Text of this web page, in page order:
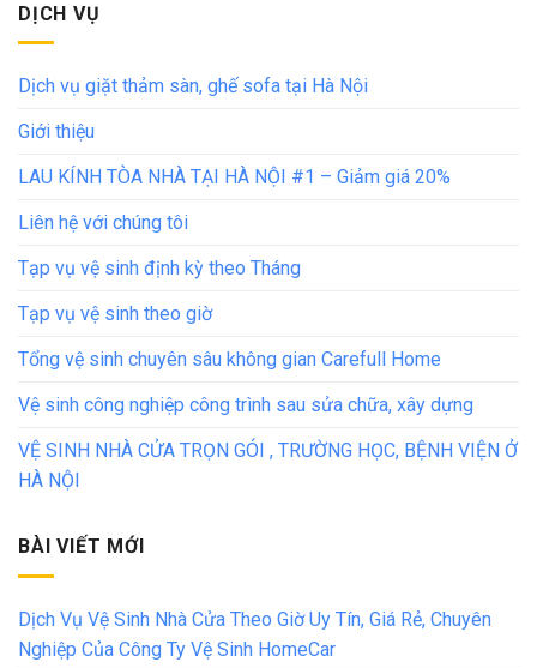
DỊCH VỤ
Dịch vụ giặt thảm sàn, ghế sofa tại Hà Nội
Giới thiệu
LAU KÍNH TÒA NHÀ TẠI HÀ NỘI #1 – Giảm giá 20%
Liên hệ với chúng tôi
Tạp vụ vệ sinh định kỳ theo Tháng
Tạp vụ vệ sinh theo giờ
Tổng vệ sinh chuyên sâu không gian Carefull Home
Vệ sinh công nghiệp công trình sau sửa chữa, xây dựng
VỆ SINH NHÀ CỬA TRỌN GÓI , TRƯỜNG HỌC, BỆNH VIỆN Ở
HÀ NỘI
BÀI VIẾT MỚI
Dịch Vụ Vệ Sinh Nhà Cửa Theo Giờ Uy Tín, Giá Rẻ, Chuyên
Nghiệp Của Công Ty Vệ Sinh HomeCar